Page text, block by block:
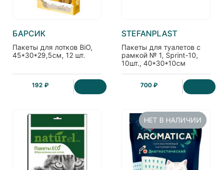
БАРСИК
Пакеты для лотков BiO,
45*30*29,5см, 12 шт.
192 ₽
STEFANPLAST
Пакеты для туалетов с
рамкой № 1, Sprint-10,
10шт., 40*30*10см
700 ₽
НЕТ В НАЛИЧИИ